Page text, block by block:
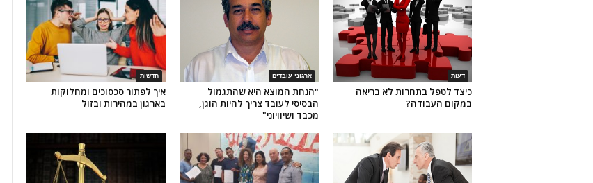
חדשות
איך לפתור סכסוכים ומחלוקות
בארגון במהירות ובזול
ארגוני עובדים
"הנחת המוצא היא שהתגמול
הבסיסי לעובד צריך להיות הוגן,
מכבד ושיוויוני"
דעות
כיצד לטפל בתחרות לא בריאה
במקום העבודה?